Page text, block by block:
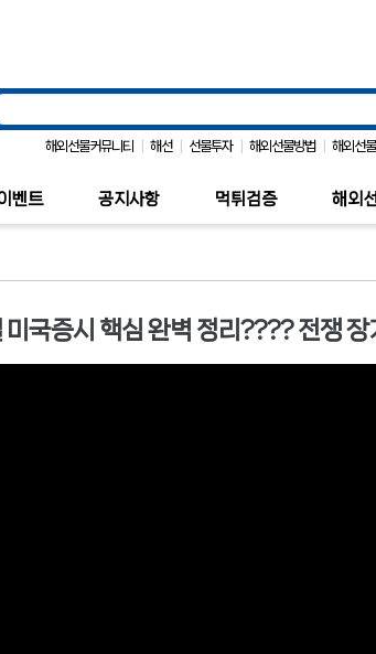
해외선물커뮤니티 해선 선물투자 해외선물방법 해외선물
벤트 공지사항 먹튀검증 해외
국증시 핵심 완벽 정리???? 전쟁